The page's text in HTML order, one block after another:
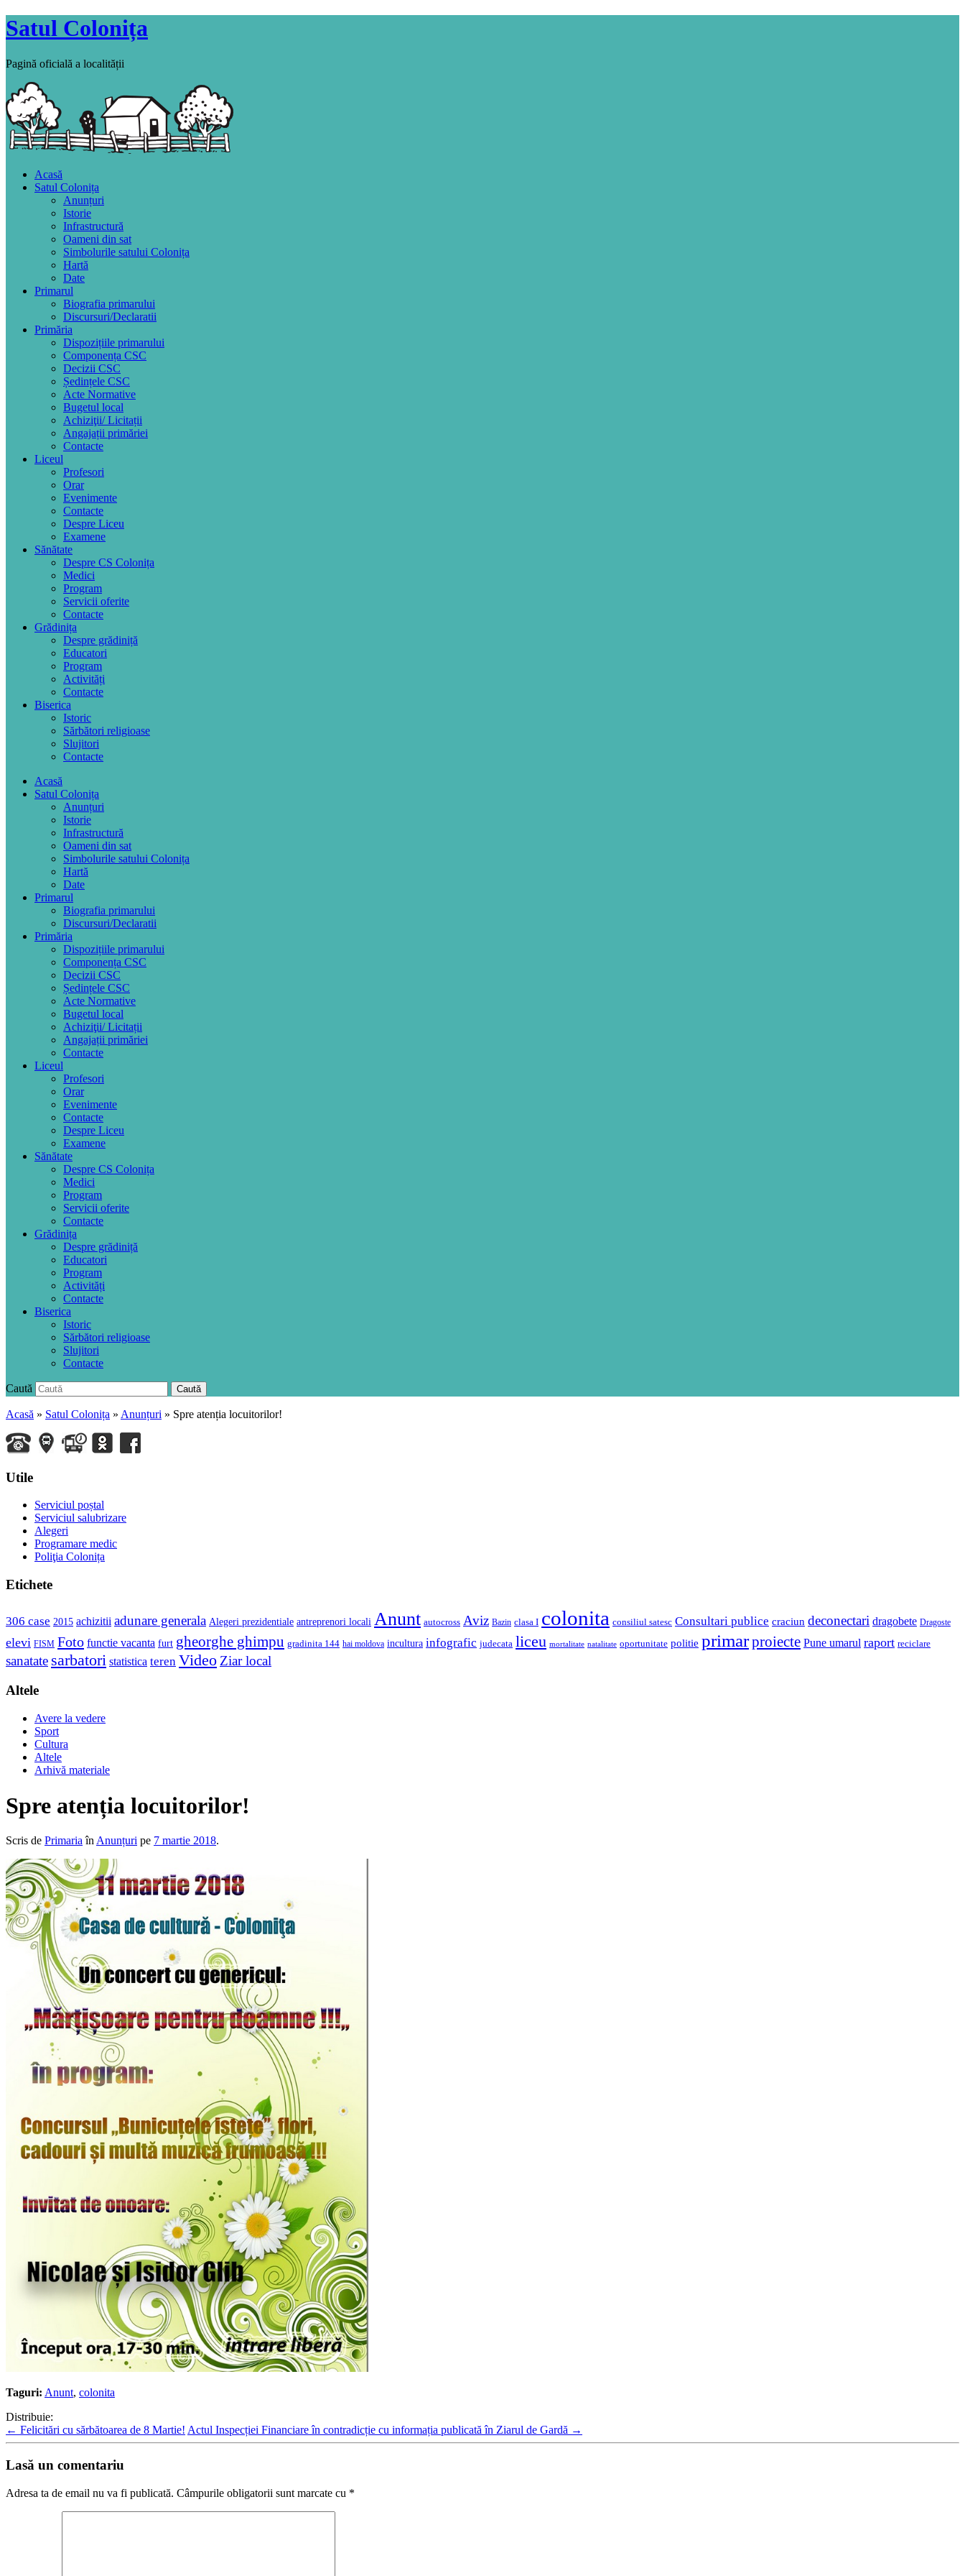
Satul Colonița
Pagină oficială a localității
Acasă
Satul Colonița
Anunțuri
Istorie
Infrastructură
Oameni din sat
Simbolurile satului Colonița
Hartă
Date
Primarul
Biografia primarului
Discursuri/Declaratii
Primăria
Dispozițiile primarului
Componența CSC
Decizii CSC
Ședințele CSC
Acte Normative
Bugetul local
Achiziţii/ Licitații
Angajații primăriei
Contacte
Liceul
Profesori
Orar
Evenimente
Contacte
Despre Liceu
Examene
Sănătate
Despre CS Colonița
Medici
Program
Servicii oferite
Contacte
Grădinița
Despre grădiniță
Educatori
Program
Activități
Contacte
Biserica
Istoric
Sărbători religioase
Slujitori
Contacte
Acasă
Satul Colonița
Anunțuri
Istorie
Infrastructură
Oameni din sat
Simbolurile satului Colonița
Hartă
Date
Primarul
Biografia primarului
Discursuri/Declaratii
Primăria
Dispozițiile primarului
Componența CSC
Decizii CSC
Ședințele CSC
Acte Normative
Bugetul local
Achiziţii/ Licitații
Angajații primăriei
Contacte
Liceul
Profesori
Orar
Evenimente
Contacte
Despre Liceu
Examene
Sănătate
Despre CS Colonița
Medici
Program
Servicii oferite
Contacte
Grădinița
Despre grădiniță
Educatori
Program
Activități
Contacte
Biserica
Istoric
Sărbători religioase
Slujitori
Contacte
Caută Caută
Acasă » Satul Colonița » Anunțuri » Spre atenția locuitorilor!
Utile
Serviciul poștal
Serviciul salubrizare
Alegeri
Programare medic
Poliţia Colonița
Etichete
306 case 2015 achizitii adunare generala Alegeri prezidentiale antreprenori locali Anunt autocross Aviz Bazin clasa I colonita consiliul satesc Consultari publice craciun deconectari dragobete Dragoste
elevi FISM Foto functie vacanta furt gheorghe ghimpu gradinita 144 hai moldova incultura infografic judecata liceu mortalitate natalitate oportunitate politie primarproiecte Pune umarul raport reciclare
sanatate sarbatori statistica teren Video Ziar local
Altele
Avere la vedere
Sport
Cultura
Altele
Arhivă materiale
Spre atenția locuitorilor!
Scris de Primaria în Anunțuri pe 7 martie 2018.
Taguri: Anunt, colonita
Distribuie:
← Felicitări cu sărbătoarea de 8 Martie! Actul Inspecției Financiare în contradicție cu informația publicată în Ziarul de Gardă →
Lasă un comentariu
Adresa ta de email nu va fi publicată. Câmpurile obligatorii sunt marcate cu *